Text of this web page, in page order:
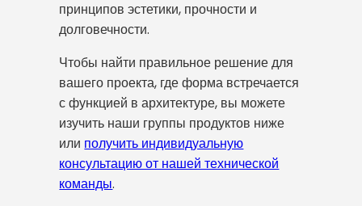
принципов эстетики, прочности и
долговечности.
Чтобы найти правильное решение для
вашего проекта, где форма встречается
с функцией в архитектуре, вы можете
изучить наши группы продуктов ниже
или получить индивидуальную
консультацию от нашей технической
команды.